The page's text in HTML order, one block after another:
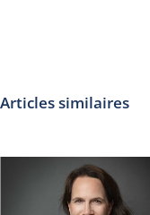
Articles similaires